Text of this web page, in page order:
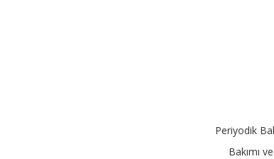
Periyodik
Bakımı